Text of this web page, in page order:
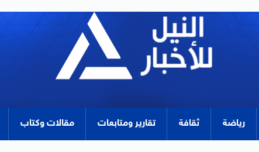
رياضة ثقافة تقارير ومتابعات مقالات وكتاب